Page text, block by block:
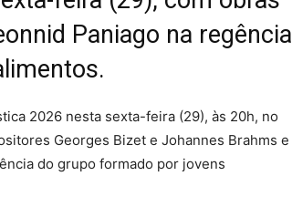
Paniago na regência
2026 nesta sexta-feira (29), às 20h, no
Georges Bizet e Johannes Brahms e
do grupo formado por jovens